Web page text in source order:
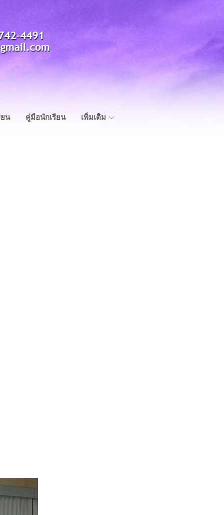
น คู่มือนักเรียน เพิ่มเติม